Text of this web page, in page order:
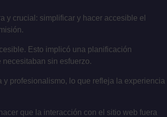
y crucial: simplificar y hacer accesible el
Esto implicó una planificación
sin esfuerzo.
profesionalismo, lo que refleja la experiencia
que la interacción con el sitio web fuera